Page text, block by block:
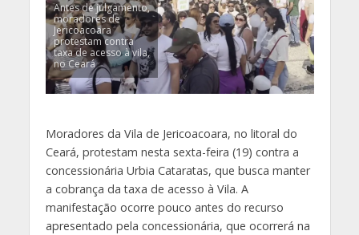
Antes de julgamento,
moradores de
Jericoacoara
protestam contra
taxa de acesso à vila,
no Ceará
Moradores da Vila de Jericoacoara, no litoral do
Ceará, protestam nesta sexta-feira (19) contra a
concessionária Urbia Cataratas, que busca manter
a cobrança da taxa de acesso à Vila. A
manifestação ocorre pouco antes do recurso
apresentado pela concessionária, que ocorrerá na